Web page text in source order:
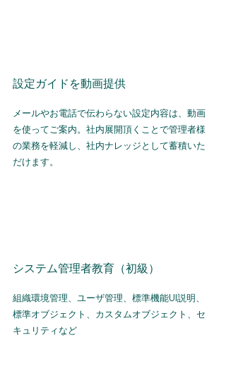
​設定ガイドを動画提供
メールやお電話で伝わらない設定内容は、​動画
を使ってご案内。社内展開頂くことで管理者様
の業務を軽減し、社内ナレッジとして蓄積いた
だけます。
​システム管理者教育（初級）
組織環境管理、ユーザ管理、標準機能UI説明、
標準オブジェクト、カスタムオブジェクト、セ
キュリティなど